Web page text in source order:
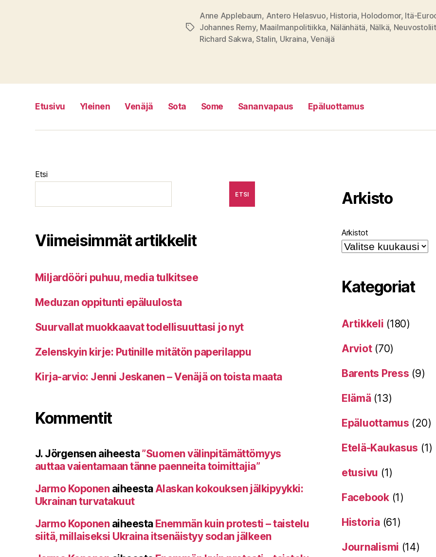
Avainsanat
Anne Applebaum, Antero Helasvuo, Historia, Holodomor, Itä-
Johannes Remy, Maailmanpolitiikka, Nälänhätä, Nälkä,
Richard Sakwa, Stalin, Ukraina,Venäjä
Etusivu Yleinen Venäjä Sota Some Sananvapaus Epäluottamus
Etsi
ETSI
Viimeisimmät artikkelit
Miljardööri puhuu, media tulkitsee
Meduzan oppitunti epäluulosta
Suurvallat muokkaavat todellisuuttasi jo nyt
Zelenskyin kirje: Putinille mitätön paperilappu
Kirja-arvio: Jenni Jeskanen – Venäjä on toista maata
Kommentit
J. Jörgensenaiheesta”Suomen välinpitämättömyys
auttaa vaientamaan tänne paenneita toimittajia”
Jarmo Koponenaiheesta Alaskan kokouksen jälkipyykki:
Ukrainan turvatakuut
Jarmo Koponenaiheesta Enemmän kuin protesti – taistelu
siitä, millaiseksi Ukraina itsenäistyy sodan jälkeen
Arkisto
Arkistot
Kategoriat
Artikkeli (180)
Arviot(70)
Barents Press (9)
Elämä(13)
Epäluottamus (20)
Etelä-Kaukasus (1)
etusivu (1)
Facebook(1)
Historia(61)
Journalismi (14)